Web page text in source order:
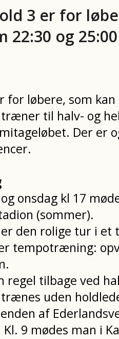
3 er for
22:30 og
for løbere, som
til halv- og
Der er
onsdag kl 17
(sommer).
den rolige tur i et
tempotræning:
regel tilbage ved
uden
af
9 mødes man i